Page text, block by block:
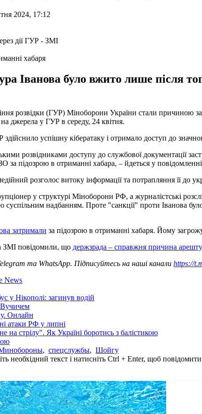
2024, 17:12
хабаря
Іванова було вжито лише після
розвідки (ГУР) Міноборони України стали причиною
джерела у ГУР в середу, 24 квітня.
успішну кібератаку і отримало доступ до
розвідниками доступу до службової документації
за підозрою в отриманні хабара, – йдеться у
розголос витоку інформації та потрапляння її
у структурі Міноборони РФ, а журналістські
надбанням. Проте "санкції" проти Іванова
затримали за підозрою в отриманні хабаря. Йому
ЗМІ повідомили, що держзрада – справжня причина арешту
та WhatsApp. Підписуйтесь на наші канали https://
News
у Нікополі: загинув водій
Вучичем
Онлайн
атаки РФ у липні
на стрілу". Як Україні боротись з балістикою
, спецслужбы, Шойгу
необхідний текст і натисніть Ctrl + Enter, щоб